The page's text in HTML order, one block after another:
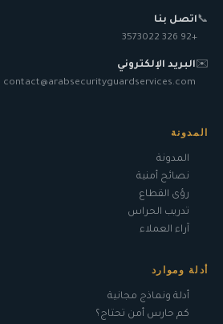
📞اتصل بنا
+92 326 3573022
✉️البريد الإلكتروني
contact@arabsecurityguardservices.com
المدونة
المدونة
نصائح أمنية
رؤى القطاع
تدريب الحراس
آراء العملاء
أدلة وموارد
أدلة ونماذج مجانية
كم حارس أمن تحتاج؟